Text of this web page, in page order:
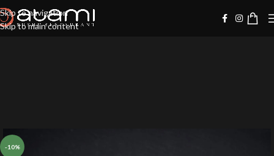
Skip to navigation
Skip to main content
-10%